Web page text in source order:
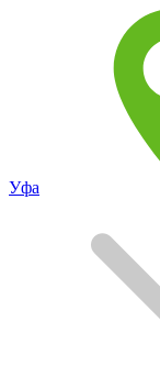
Уфа